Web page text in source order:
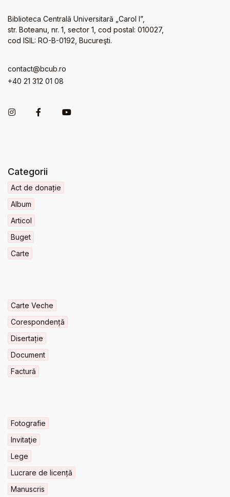
Biblioteca Centrală Universitară „Carol I”,
str. Boteanu, nr. 1, sector 1, cod postal: 010027,
cod ISIL: RO-B-0192, Bucureşti.
contact@bcub.ro
+40 21 312 01 08
Categorii
Act de donație
Album
Articol
Buget
Carte
Carte Veche
Corespondență
Disertație
Document
Factură
Fotografie
Invitaţie
Lege
Lucrare de licență
Manuscris